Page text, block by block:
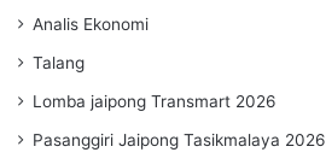
Analis Ekonomi
Talang
Lomba jaipong Transmart 2026
Pasanggiri Jaipong Tasikmalaya 2026